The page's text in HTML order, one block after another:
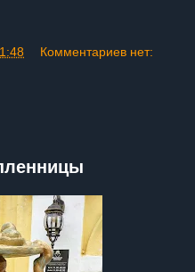
Комментариев нет: